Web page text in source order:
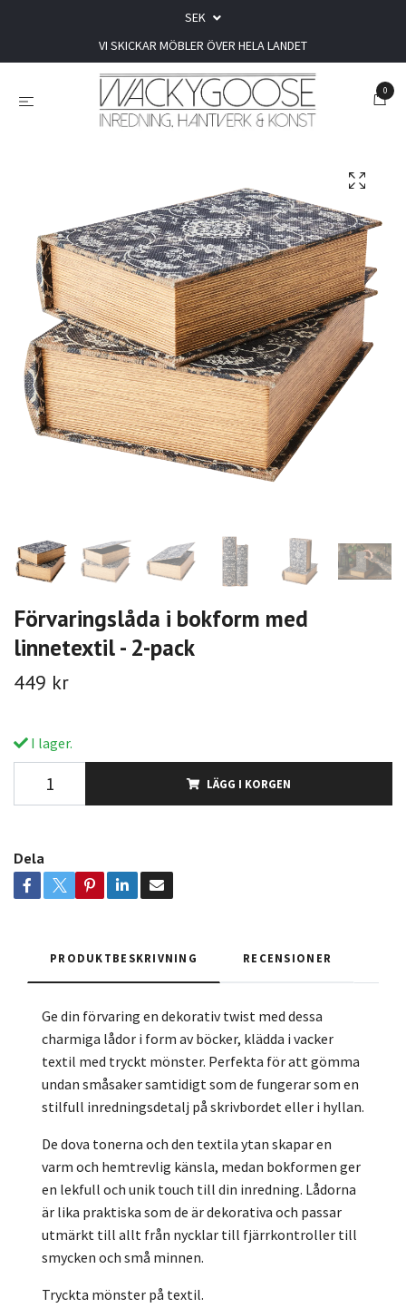
SEK
VI SKICKAR MÖBLER ÖVER HELA LANDET
0
Förvaringslåda i bokform med
linnetextil - 2-pack
449 kr
I lager.
LÄGG I KORGEN
Dela
PRODUKTBESKRIVNING RECENSIONER
Ge din förvaring en dekorativ twist med dessa
charmiga lådor i form av böcker, klädda i vacker
textil med tryckt mönster. Perfekta för att gömma
undan småsaker samtidigt som de fungerar som en
stilfull inredningsdetalj på skrivbordet eller i hyllan.
De dova tonerna och den textila ytan skapar en
varm och hemtrevlig känsla, medan bokformen ger
en lekfull och unik touch till din inredning. Lådorna
är lika praktiska som de är dekorativa och passar
utmärkt till allt från nycklar till fjärrkontroller till
smycken och små minnen.
Tryckta mönster på textil.